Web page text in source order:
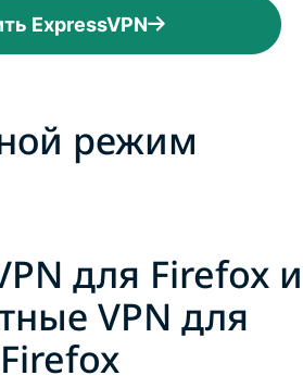
ExpressVPN
режим
для Firefox и
VPN для
Firefox